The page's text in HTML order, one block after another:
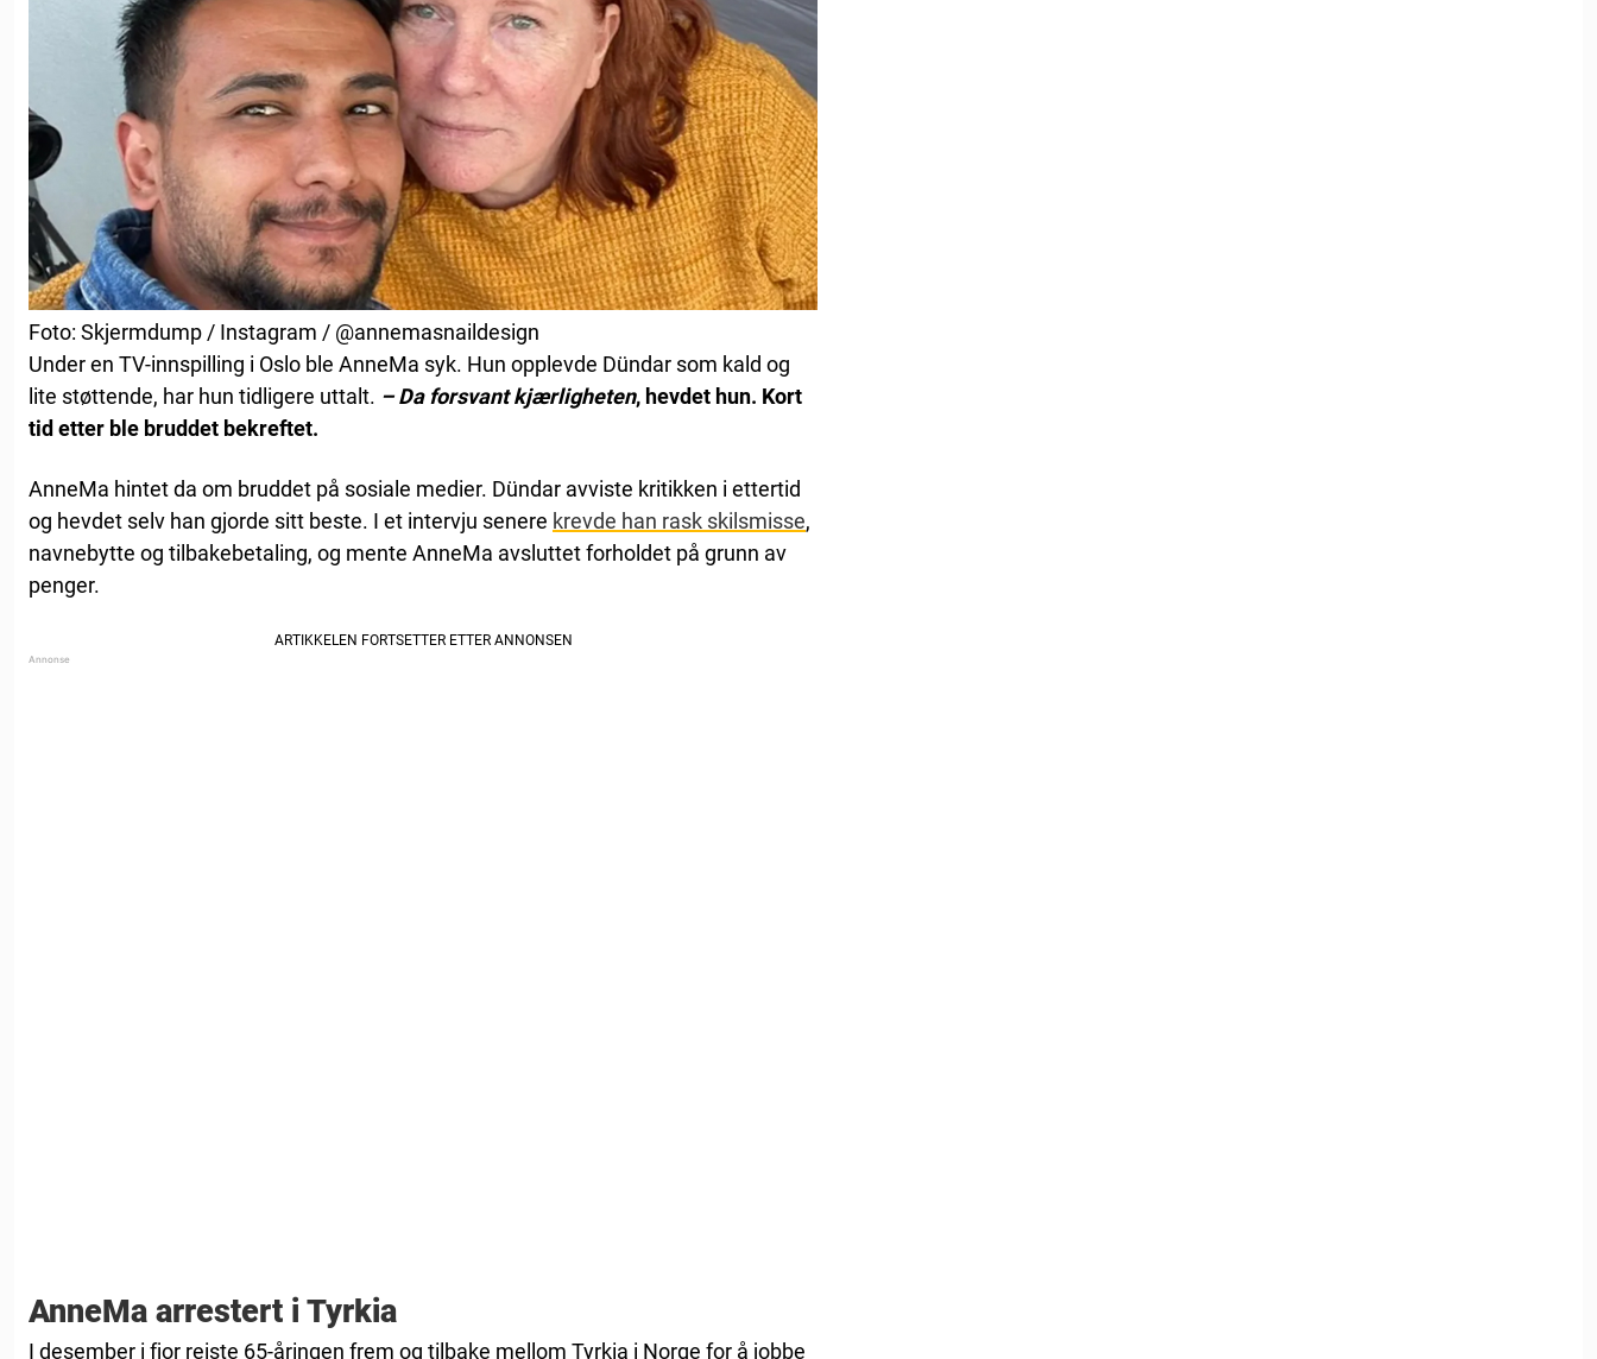
Foto: Skjermdump / Instagram / @annemasnaildesign
Under en TV-innspilling i Oslo ble AnneMa syk. Hun opplevde Dündar som kald og
lite støttende, har hun tidligere uttalt. – Da forsvant kjærligheten, hevdet hun. Kort
tid etter ble bruddet bekreftet.
AnneMa hintet da om bruddet på sosiale medier. Dündar avviste kritikken i ettertid
og hevdet selv han gjorde sitt beste. I et intervju senere krevde han rask skilsmisse,
navnebytte og tilbakebetaling, og mente AnneMa avsluttet forholdet på grunn av
penger.
AnneMa arrestert i Tyrkia
I desember i fjor reiste 65-åringen frem og tilbake mellom Tyrkia i Norge for å jobbe